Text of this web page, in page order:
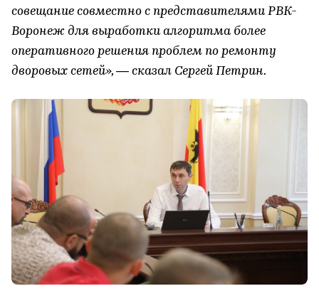
совещание совместно с представителями РВК-
Воронеж для выработки алгоритма более
оперативного решения проблем по ремонту
дворовых сетей», — сказал Сергей Петрин.